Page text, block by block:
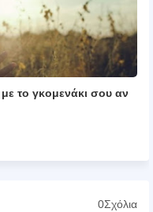
το γκομενάκι σου αν
0Σχόλια